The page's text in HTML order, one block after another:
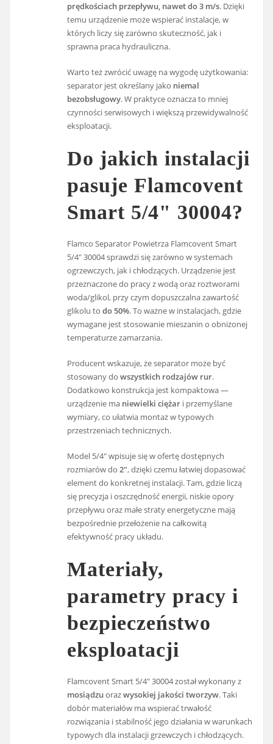
prędkościach przepływu, nawet do 3 m/s. Dzięki
temu urządzenie może wspierać instalacje, w
których liczy się zarówno skuteczność, jak i
sprawna praca hydrauliczna.
Warto też zwrócić uwagę na wygodę użytkowania:
separator jest określany jako niemal
bezobsługowy. W praktyce oznacza to mniej
czynności serwisowych i większą przewidywalność
eksploatacji.
Do jakich instalacji
pasuje Flamcovent
Smart 5/4" 30004?
Flamco Separator Powietrza Flamcovent Smart
5/4" 30004 sprawdzi się zarówno w systemach
ogrzewczych, jak i chłodzących. Urządzenie jest
przeznaczone do pracy z wodą oraz roztworami
woda/glikol, przy czym dopuszczalna zawartość
glikolu todo 50%. To ważne w instalacjach, gdzie
wymagane jest stosowanie mieszanin o obniżonej
temperaturze zamarzania.
Producent wskazuje, że separator może być
stosowany dowszystkich rodzajów rur.
Dodatkowo konstrukcja jest kompaktowa —
urządzenie ma niewielki ciężar i przemyślane
wymiary, co ułatwia montaż w typowych
przestrzeniach technicznych.
Model 5/4" wpisuje się w ofertę dostępnych
rozmiarów do2", dzięki czemu łatwiej dopasować
element do konkretnej instalacji. Tam, gdzie liczą
się precyzja i oszczędność energii, niskie opory
przepływu oraz małe straty energetyczne mają
bezpośrednie przełożenie na całkowitą
efektywność pracy układu.
Materiały,
parametry pracy i
bezpieczeństwo
eksploatacji
Flamcovent Smart 5/4" 30004 został wykonany z
mosiądzuorazwysokiej jakości tworzyw. Taki
dobór materiałów ma wspierać trwałość
rozwiązania i stabilność jego działania w warunkach
typowych dla instalacji grzewczych i chłodzących.